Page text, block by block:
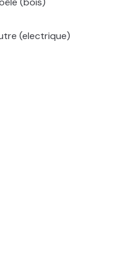
Bourges 908 217 961)
le site
(electrique)